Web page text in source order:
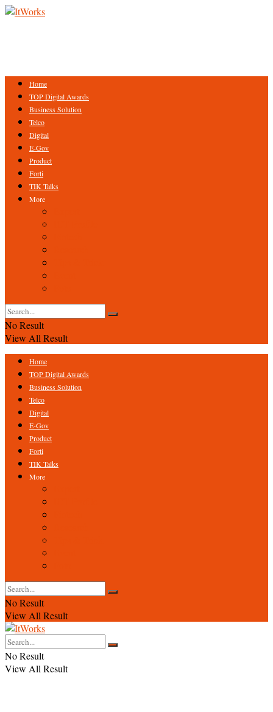
Home
TOP Digital Awards
Business Solution
Telco
Digital
E-Gov
Product
Forti
TIK Talks
More
No Result
View All Result
Home
TOP Digital Awards
Business Solution
Telco
Digital
E-Gov
Product
Forti
TIK Talks
More
No Result
View All Result
No Result
View All Result